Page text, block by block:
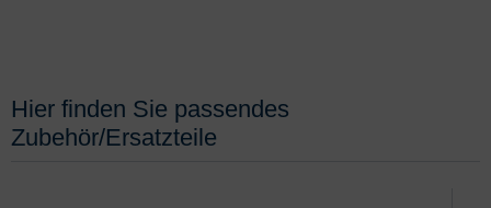
Hier finden Sie passendes
Zubehör/Ersatzteile